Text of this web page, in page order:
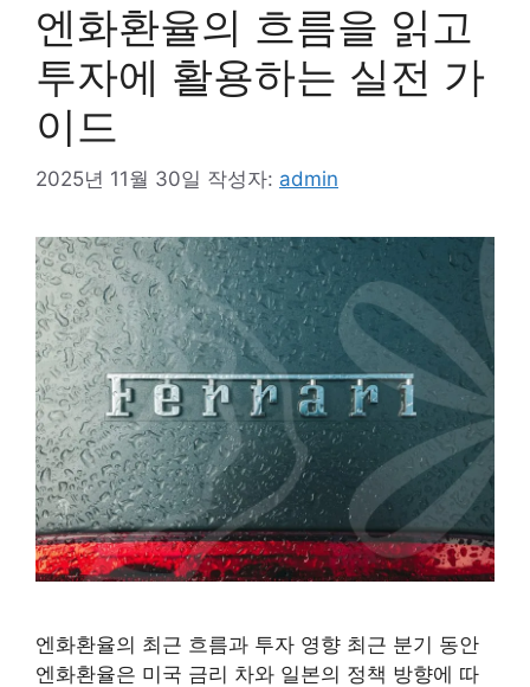
엔화환율의 흐름을 읽고
투자에 활용하는 실전 가
이드
2025년 11월 30일 작성자: admin
엔화환율의 최근 흐름과 투자 영향 최근 분기 동안
엔화환율은 미국 금리 차와 일본의 정책 방향에 따